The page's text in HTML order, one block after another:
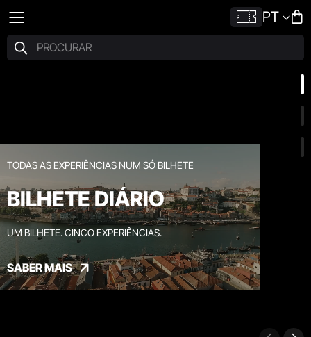
PT
TODAS AS EXPERIÊNCIAS NUM SÓ BILHETE
BILHETE DIÁRIO
UM BILHETE. CINCO EXPERIÊNCIAS.
SABER MAIS